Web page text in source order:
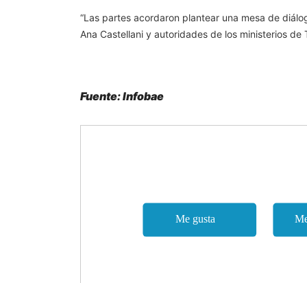
“Las partes acordaron plantear una mesa de
Ana Castellani y autoridades de los ministerios
Fuente: Infobae